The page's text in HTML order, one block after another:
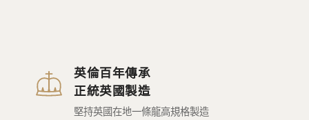
英倫百年傳承
正統英國製造
堅持英國在地一條龍高規格製造